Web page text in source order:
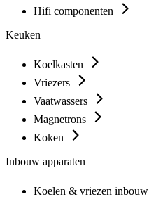
Hifi componenten
Keuken
Koelkasten
Vriezers
Vaatwassers
Magnetrons
Koken
Inbouw apparaten
Koelen & vriezen inbouw